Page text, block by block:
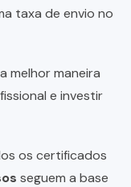
taxa de envio no
melhor maneira
e investir
os certificados
seguem a base